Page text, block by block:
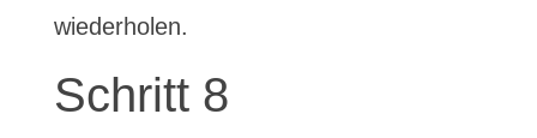
wiederholen.
Schritt 8